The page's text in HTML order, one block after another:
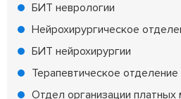
БИТ неврологии
Нейрохирургическое
БИТ нейрохирургии
Терапевтическое отделение
Отдел организации платных